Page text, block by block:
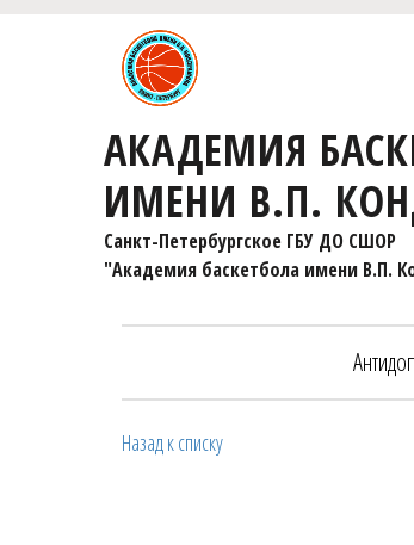
АКАДЕМИЯ
ИМЕНИ В.П.
Санкт-Петербургское ГБУ ДО СШОР
"Академия баскетбола имени В.П.
Назад к списку